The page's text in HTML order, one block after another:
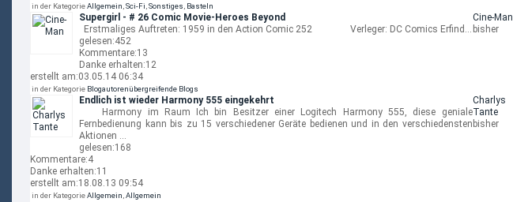
in der KategorieAllgemein Sci-Fi Sonstiges Basteln
Supergirl - # 26 Comic Movie-Heroes Beyond
Erstmaliges Auftreten: 1959 in den Action Comic 252 Verleger: DC Comics Erfind…
Cine-Man
bisher
gelesen:452
Kommentare:13
Danke erhalten:12
erstellt am:03.05.14 06:34
in der Kategorie Blogautorenübergreifende Blogs
Endlich ist wieder Harmony 555 eingekehrt
Harmony im Raum Ich bin Besitzer einer Logitech Harmony 555, diese geniale
Fernbedienung kann bis zu 15 verschiedener Geräte bedienen und in den verschiedensten
Aktionen …
Charlys
Tante
bisher
gelesen:168
Kommentare:4
Danke erhalten:11
erstellt am:18.08.13 09:54
in der KategorieAllgemein Allgemein